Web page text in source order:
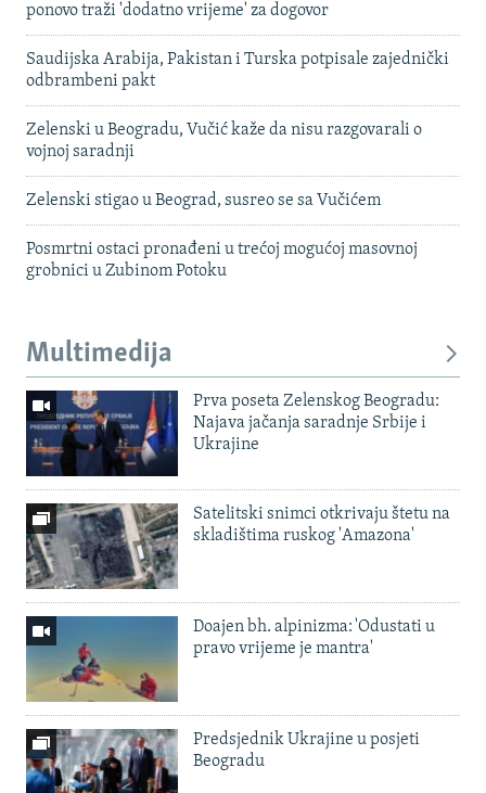
ponovo traži 'dodatno vrijeme' za dogovor
Saudijska Arabija, Pakistan i Turska potpisale zajednički
odbrambeni pakt
Zelenski u Beogradu, Vučić kaže da nisu razgovarali o
vojnoj saradnji
Zelenski stigao u Beograd, susreo se sa Vučićem
Posmrtni ostaci pronađeni u trećoj mogućoj masovnoj
grobnici u Zubinom Potoku
Multimedija
Prva poseta Zelenskog Beogradu:
Najava jačanja saradnje Srbije i
Ukrajine
Satelitski snimci otkrivaju štetu na
skladištima ruskog 'Amazona'
Doajen bh. alpinizma: 'Odustati u
pravo vrijeme je mantra'
Predsjednik Ukrajine u posjeti
Beogradu